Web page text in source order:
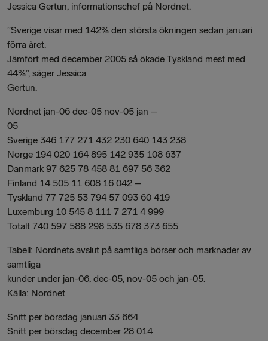
Jessica Gertun, informationschef på Nordnet.
”Sverige visar med 142% den största ökningen sedan januari
förra året.
Jämfört med december 2005 så ökade Tyskland mest med
44%”, säger Jessica
Gertun.
Nordnet jan-06 dec-05 nov-05 jan –
05
Sverige 346 177 271 432 230 640 143 238
Norge 194 020 164 895 142 935 108 637
Danmark 97 625 78 458 81 697 56 362
Finland 14 505 11 608 16 042 –
Tyskland 77 725 53 794 57 093 60 419
Luxemburg 10 545 8 111 7 271 4 999
Totalt 740 597 588 298 535 678 373 655
Tabell: Nordnets avslut på samtliga börser och marknader av
samtliga
kunder under jan-06, dec-05, nov-05 och jan-05.
Källa: Nordnet
Snitt per börsdag januari 33 664
Snitt per börsdag december 28 014